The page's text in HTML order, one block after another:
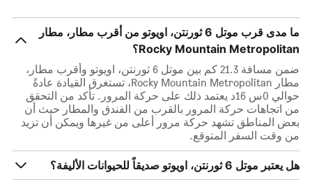
ما مدى قرب موتل 6 ثورنتن، اويوتو من أقرب مطار، مطار
Rocky Mountain Metropolitan؟
ضمن مسافة 21.3 كم بين موتل 6 ثورنتن، اويوتو وأقرب مطار،
مطار Rocky Mountain Metropolitan، تستغرق القيادة عادةً
حوالي 0س 16د يعتمد ذلك على حركة المرور. تأكد من التحقق
من اتجاهات حركة المرور بالقرب من الفندق والمطار حيث أن
بعض المناطق تشهد حركة مرور أعلى من غيرها ويمكن أن تزيد
من وقت السفر المتوقع.
هل يعتبر موتل 6 ثورنتن، اويوتو صديقاً للحيوانات الأليفة؟